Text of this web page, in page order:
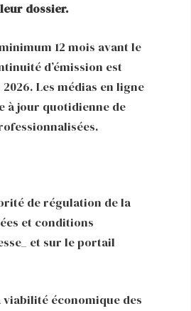
dossier.
12 mois avant le
d’émission est
Les médias en ligne
à jour quotidienne de
de régulation de la
et conditions
et sur le portail
économique des